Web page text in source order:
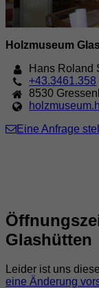
Holzmuseum
Hans Roland
+43.3461.358
8530
Eine Anfrage
Glashütten
Leider ist uns
eine Änderung